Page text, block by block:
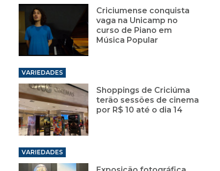
Criciumense conquista
vaga na Unicamp no
curso de Piano em
Música Popular
VARIEDADES
Shoppings de Criciúma
terão sessões de cinema
por R$ 10 até o dia 14
VARIEDADES